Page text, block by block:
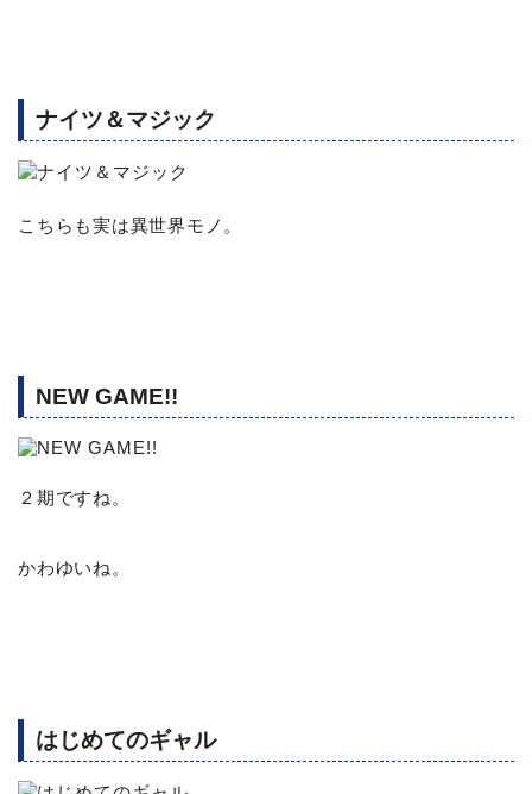
ナイツ＆マジック
こちらも実は異世界モノ。
NEW GAME!!
２期ですね。
かわゆいね。
はじめてのギャル